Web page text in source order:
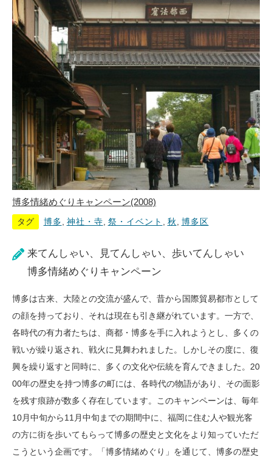
博多情緒めぐりキャンペーン(2008)
タグ 博多 神社・寺 祭・イベント 秋 博多区
来てんしゃい、見てんしゃい、歩いてんしゃい
博多情緒めぐりキャンペーン
博多は古来、大陸との交流が盛んで、昔から国際貿易都市として
の顔を持っており、それは現在も引き継がれています。一方で、
各時代の有力者たちは、商都・博多を手に入れようとし、多くの
戦いが繰り返され、戦火に見舞われました。しかしその度に、復
興を繰り返すと同時に、多くの文化や伝統を育んできました。20
00年の歴史を持つ博多の町には、各時代の物語があり、その面影
を残す痕跡が数多く存在しています。このキャンペーンは、毎年
10月中旬から11月中旬までの期間中に、福岡に住む人や観光客
の方に街を歩いてもらって博多の歴史と文化をより知っていただ
こうという企画です。「博多情緒めぐり」を通じて、博多の歴史